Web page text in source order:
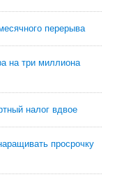
перерыва
на три миллиона
налог вдвое
просрочку